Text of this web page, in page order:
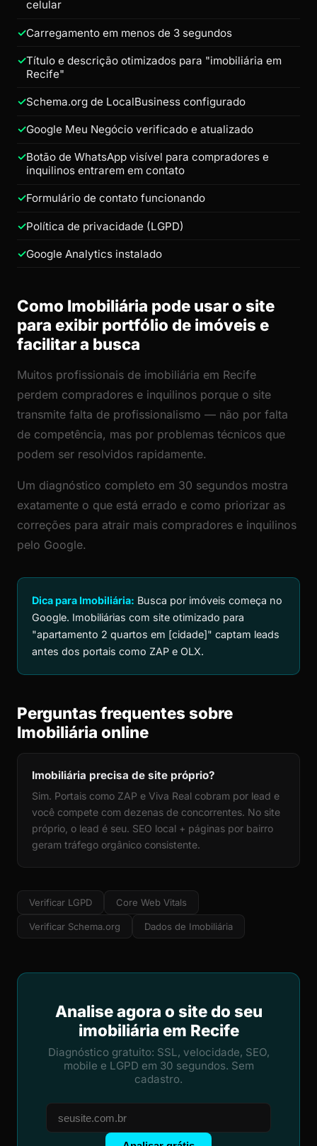
celular
Carregamento em menos de 3 segundos
Título e descrição otimizados para "imobiliária em
Recife"
Schema.org de LocalBusiness configurado
Google Meu Negócio verificado e atualizado
Botão de WhatsApp visível para compradores e
inquilinos entrarem em contato
Formulário de contato funcionando
Política de privacidade (LGPD)
Google Analytics instalado
Como Imobiliária pode usar o site
para exibir portfólio de imóveis e
facilitar a busca
Muitos profissionais de imobiliária em Recife
perdem compradores e inquilinos porque o site
transmite falta de profissionalismo — não por falta
de competência, mas por problemas técnicos que
podem ser resolvidos rapidamente.
Um diagnóstico completo em 30 segundos mostra
exatamente o que está errado e como priorizar as
correções para atrair mais compradores e inquilinos
pelo Google.
Dica para Imobiliária: Busca por imóveis começa no
Google. Imobiliárias com site otimizado para
"apartamento 2 quartos em [cidade]" captam leads
antes dos portais como ZAP e OLX.
Perguntas frequentes sobre
Imobiliária online
Imobiliária precisa de site próprio?
Sim. Portais como ZAP e Viva Real cobram por lead e
você compete com dezenas de concorrentes. No site
próprio, o lead é seu. SEO local + páginas por bairro
geram tráfego orgânico consistente.
Verificar LGPD Core Web Vitals
Verificar Schema.org Dados de Imobiliária
Analise agora o site do seu
imobiliária em Recife
Diagnóstico gratuito: SSL, velocidade, SEO,
mobile e LGPD em 30 segundos. Sem
cadastro.